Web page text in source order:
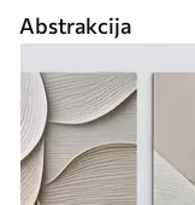
Abstrakcija